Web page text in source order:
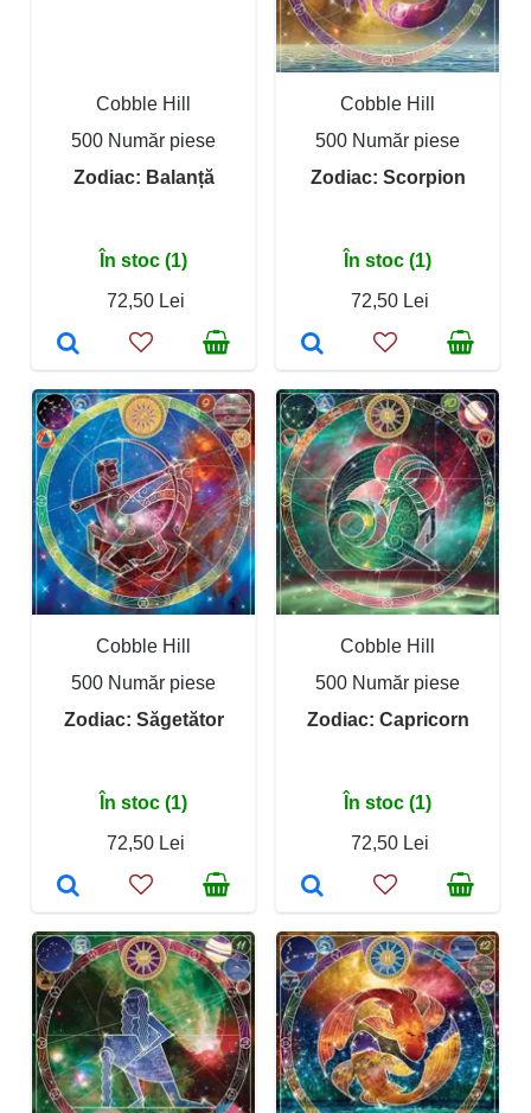
Cobble Hill
500 Număr piese
Zodiac: Balanță
În stoc (1)
72,50 Lei
Cobble Hill
500 Număr piese
Zodiac: Scorpion
În stoc (1)
72,50 Lei
Cobble Hill
500 Număr piese
Zodiac: Săgetător
În stoc (1)
72,50 Lei
Cobble Hill
500 Număr piese
Zodiac: Capricorn
În stoc (1)
72,50 Lei